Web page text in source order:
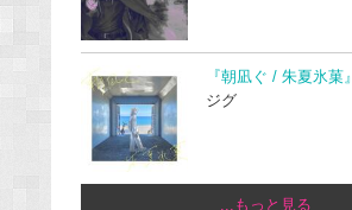
『朝凪ぐ / 朱夏氷菓』
ジグ
...もっと見る